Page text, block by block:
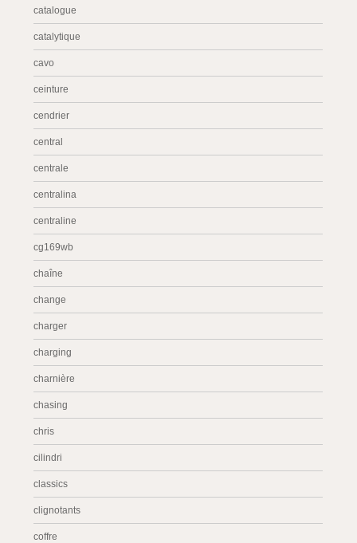
catalogue
catalytique
cavo
ceinture
cendrier
central
centrale
centralina
centraline
cg169wb
chaîne
change
charger
charging
charnière
chasing
chris
cilindri
classics
clignotants
coffre